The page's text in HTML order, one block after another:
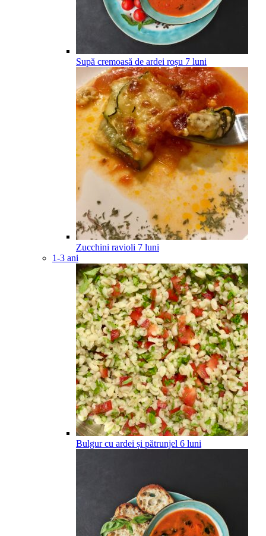
Supă cremoasă de ardei roșu 7 luni
Zucchini ravioli 7 luni
1-3 ani
Bulgur cu ardei și pătrunjel 6 luni